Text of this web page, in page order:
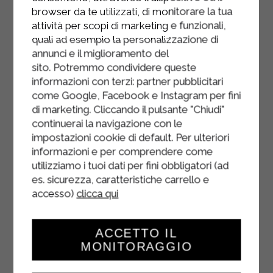
environ une semaine.
browser da te utilizzati, di monitorare la tua
attività per scopi di marketing e funzionali,
quali ad esempio la personalizzazione di
annunci e il miglioramento del
sito. Potremmo condividere queste
informazioni con terzi: partner pubblicitari
come Google, Facebook e Instagram per fini
di marketing. Cliccando il pulsante "Chiudi"
continuerai la navigazione con le
impostazioni cookie di default. Per ulteriori
informazioni e per comprendere come
utilizziamo i tuoi dati per fini obbligatori (ad
es. sicurezza, caratteristiche carrello e
accesso) clicca qui
ACCETTO IL
MONITORAGGIO